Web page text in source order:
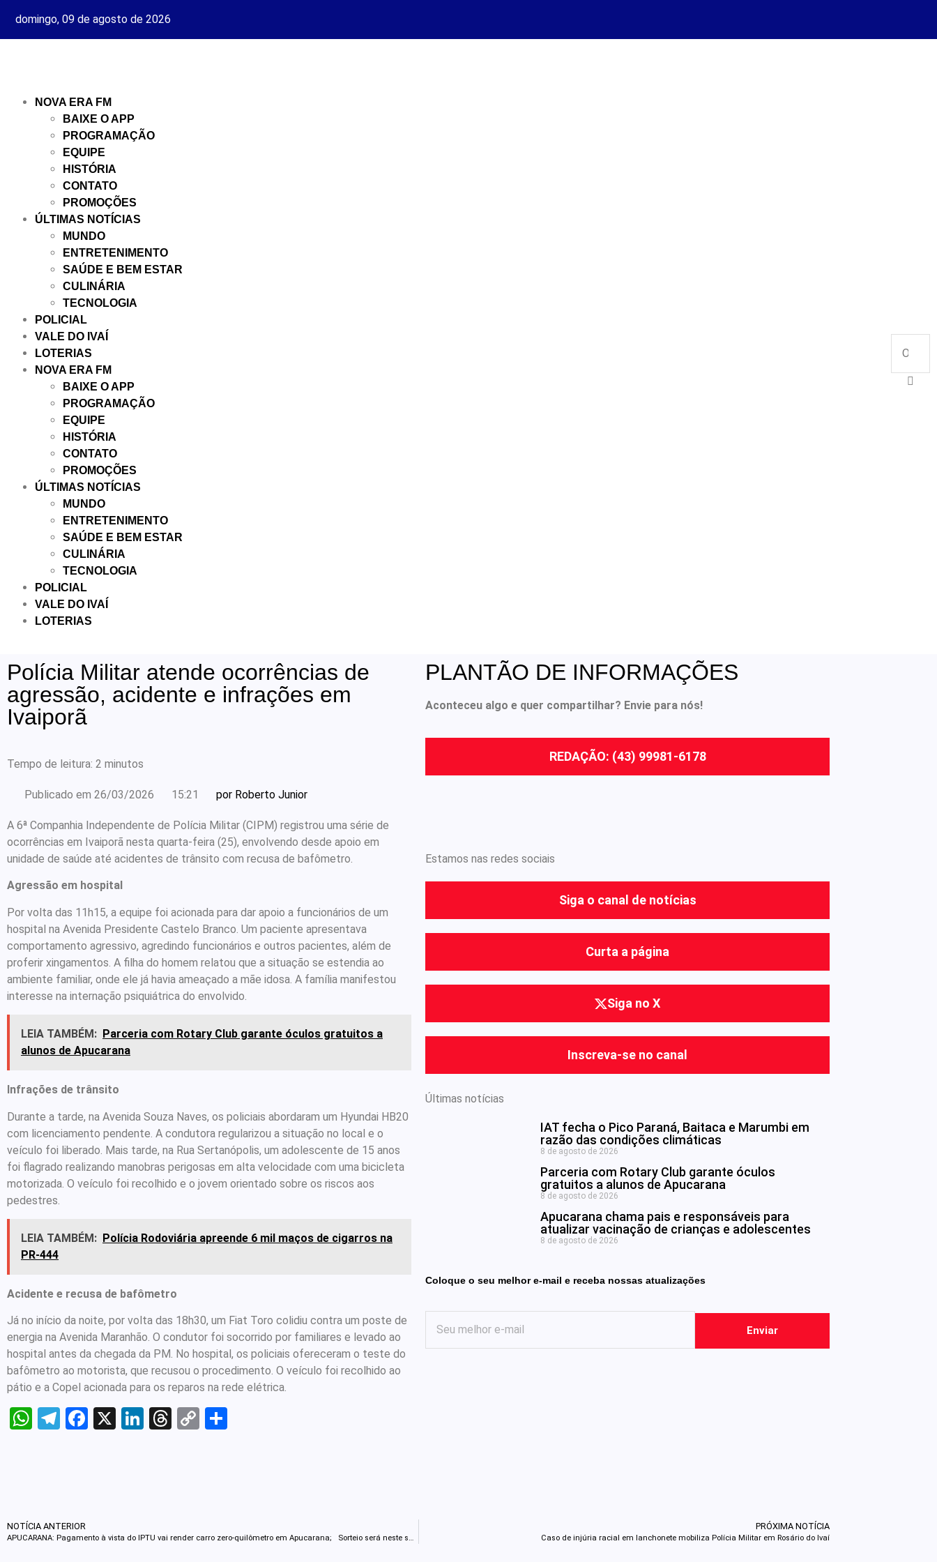
domingo, 09 de agosto de 2026
NOVA ERA FM
BAIXE O APP
PROGRAMAÇÃO
EQUIPE
HISTÓRIA
CONTATO
PROMOÇÕES
ÚLTIMAS NOTÍCIAS
MUNDO
ENTRETENIMENTO
SAÚDE E BEM ESTAR
CULINÁRIA
TECNOLOGIA
POLICIAL
VALE DO IVAÍ
LOTERIAS
NOVA ERA FM
BAIXE O APP
PROGRAMAÇÃO
EQUIPE
HISTÓRIA
CONTATO
PROMOÇÕES
ÚLTIMAS NOTÍCIAS
MUNDO
ENTRETENIMENTO
SAÚDE E BEM ESTAR
CULINÁRIA
TECNOLOGIA
POLICIAL
VALE DO IVAÍ
LOTERIAS
Polícia Militar atende ocorrências de
agressão, acidente e infrações em
Ivaiporã
Tempo de leitura: 2 minutos
Publicado em 26/03/2026 15:21 por Roberto Junior
A 6ª Companhia Independente de Polícia Militar (CIPM) registrou uma série de
ocorrências em Ivaiporã nesta quarta-feira (25), envolvendo desde apoio em
unidade de saúde até acidentes de trânsito com recusa de bafômetro.
Agressão em hospital
Por volta das 11h15, a equipe foi acionada para dar apoio a funcionários de um
hospital na Avenida Presidente Castelo Branco. Um paciente apresentava
comportamento agressivo, agredindo funcionários e outros pacientes, além de
proferir xingamentos. A filha do homem relatou que a situação se estendia ao
ambiente familiar, onde ele já havia ameaçado a mãe idosa. A família manifestou
interesse na internação psiquiátrica do envolvido.
LEIA TAMBÉM: Parceria com Rotary Club garante óculos gratuitos a
alunos de Apucarana
Infrações de trânsito
Durante a tarde, na Avenida Souza Naves, os policiais abordaram um Hyundai HB20
com licenciamento pendente. A condutora regularizou a situação no local e o
veículo foi liberado. Mais tarde, na Rua Sertanópolis, um adolescente de 15 anos
foi flagrado realizando manobras perigosas em alta velocidade com uma bicicleta
motorizada. O veículo foi recolhido e o jovem orientado sobre os riscos aos
pedestres.
LEIA TAMBÉM: Polícia Rodoviária apreende 6 mil maços de cigarros na
PR-444
Acidente e recusa de bafômetro
Já no início da noite, por volta das 18h30, um Fiat Toro colidiu contra um poste de
energia na Avenida Maranhão. O condutor foi socorrido por familiares e levado ao
hospital antes da chegada da PM. No hospital, os policiais ofereceram o teste do
bafômetro ao motorista, que recusou o procedimento. O veículo foi recolhido ao
pátio e a Copel acionada para os reparos na rede elétrica.
WhatsApp
Telegram
Facebook
X LinkedIn
Threads
Copy
PLANTÃO DE INFORMAÇÕES
Aconteceu algo e quer compartilhar? Envie para nós!
REDAÇÃO: (43) 99981-6178
Estamos nas redes sociais
Siga o canal de notícias
Curta a página
Siga no X
Inscreva-se no canal
Últimas notícias
IAT fecha o Pico Paraná, Baitaca e Marumbi em
razão das condições climáticas
8 de agosto de 2026
Parceria com Rotary Club garante óculos
gratuitos a alunos de Apucarana
8 de agosto de 2026
Apucarana chama pais e responsáveis para
atualizar vacinação de crianças e adolescentes
8 de agosto de 2026
Coloque o seu melhor e-mail e receba nossas atualizações
Enviar
NOTÍCIA ANTERIOR
APUCARANA: Pagamento à vista do IPTU vai render carro zero-quilômetro em Apucarana; Sorteio será neste sábado
PRÓXIMA NOTÍCIA
Caso de injúria racial em lanchonete mobiliza Polícia Militar em Rosário do Ivaí